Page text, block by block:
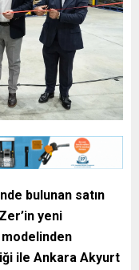
bulunan satın
yeni
ile Ankara Akyurt